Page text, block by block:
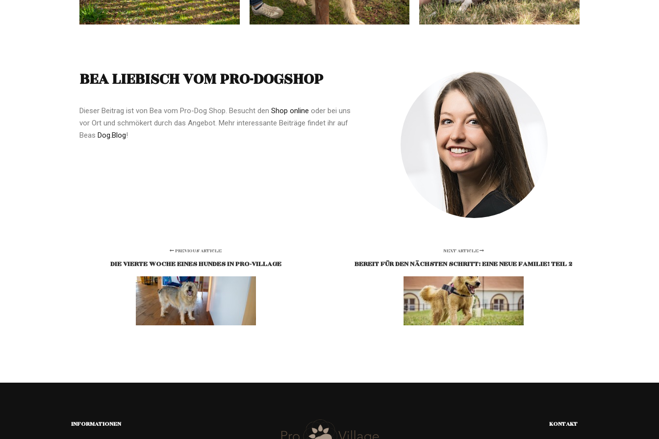
BEA LIEBISCH VOM PRO-DOGSHOP
Dieser Beitrag ist von Bea vom Pro-Dog Shop. Besucht den Shop online oder bei uns
vor Ort und schmökert durch das Angebot. Mehr interessante Beiträge findet ihr auf
Beas Dog.Blog!
PREVIOUS ARTICLE
DIE VIERTE WOCHE EINES HUNDES IN PRO-VILLAGE
NEXT ARTICLE
BEREIT FÜR DEN NÄCHSTEN SCHRITT: EINE NEUE FAMILIE! TEIL 2
INFORMATIONEN KONTAKT